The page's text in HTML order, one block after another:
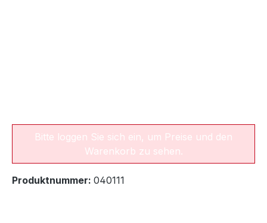
Bitte loggen Sie sich ein, um Preise und den
Warenkorb zu sehen.
Produktnummer: 040111